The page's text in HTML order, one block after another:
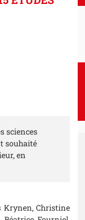
sciences
souhaité
en
Krynen, Christine